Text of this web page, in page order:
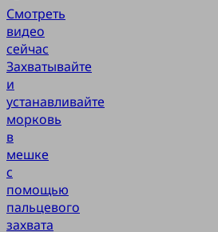
Смотреть
видео
сейчас
Захватывайте
и
устанавливайте
морковь
в
мешке
с
помощью
пальцевого
захвата